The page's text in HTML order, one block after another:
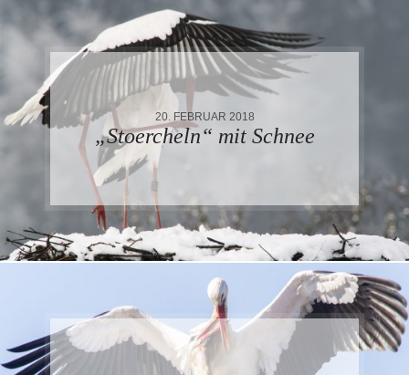
20. FEBRUAR 2018
„Stoercheln“ mit Schnee